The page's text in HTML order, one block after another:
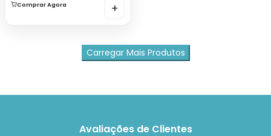
Comprar Agora +
Carregar Mais Produtos
Avaliações de Clientes